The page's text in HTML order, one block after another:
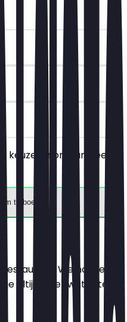
keuze en ontvang een
te boeken
We houden
je altijd weet wat je te